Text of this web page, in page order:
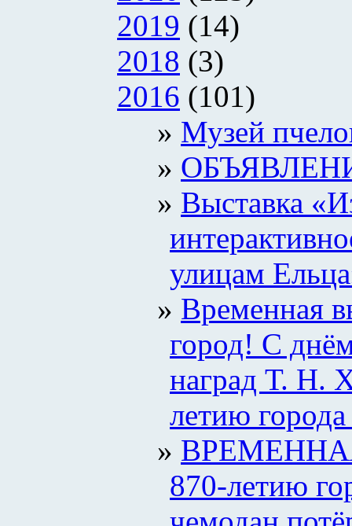
2019 (14)
2018 (3)
2016 (101)
Музей
Выставка
улицам
Временная
город! С
наград Т. Н.
летию
870-летию